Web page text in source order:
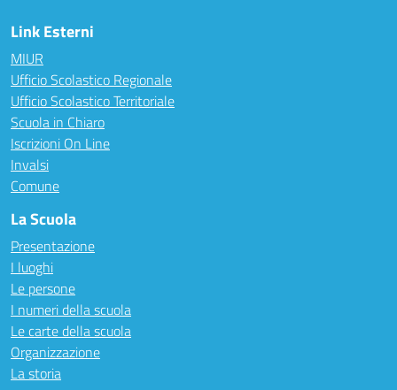
Link Esterni
MIUR
Ufficio Scolastico Regionale
Ufficio Scolastico Territoriale
Scuola in Chiaro
Iscrizioni On Line
Invalsi
Comune
La Scuola
Presentazione
I luoghi
Le persone
I numeri della scuola
Le carte della scuola
Organizzazione
La storia